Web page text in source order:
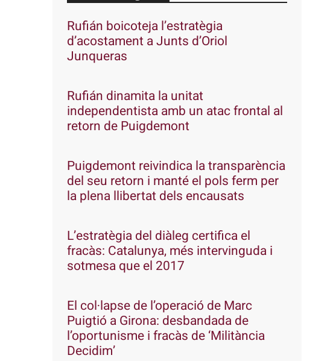
Rufián boicoteja l’estratègia
d’acostament a Junts d’Oriol
Junqueras
Rufián dinamita la unitat
independentista amb un atac frontal al
retorn de Puigdemont
Puigdemont reivindica la transparència
del seu retorn i manté el pols ferm per
la plena llibertat dels encausats
L’estratègia del diàleg certifica el
fracàs: Catalunya, més intervinguda i
sotmesa que el 2017
El col·lapse de l’operació de Marc
Puigtió a Girona: desbandada de
l’oportunisme i fracàs de ‘Militància
Decidim’